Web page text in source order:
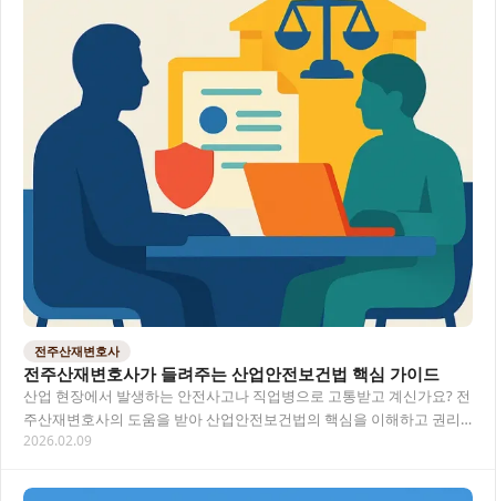
전주산재변호사
전주산재변호사가 들려주는 산업안전보건법 핵심 가이드
산업 현장에서 발생하는 안전사고나 직업병으로 고통받고 계신가요? 전
주산재변호사의 도움을 받아 산업안전보건법의 핵심을 이해하고 권리
를 지키는 방법을 알아보세요. 산재 사고 피해자로서…
2026.02.09